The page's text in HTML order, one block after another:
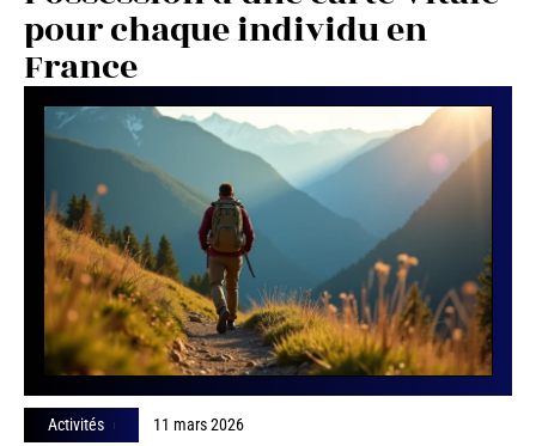
pour chaque individu en
France
Activités 11 mars 2026